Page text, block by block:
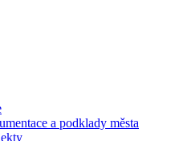
a podklady města